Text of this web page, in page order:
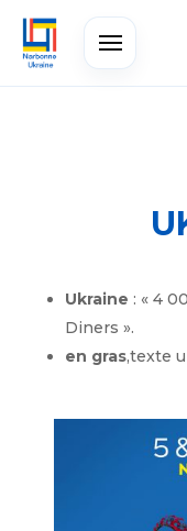
Ukraine : « 4
Diners ».
en gras,texte